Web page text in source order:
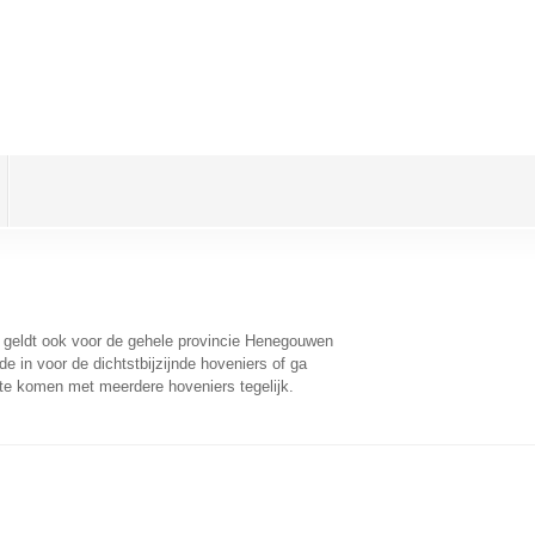
ook voor de gehele provincie Henegouwen
in voor de dichtstbijzijnde hoveniers of ga
komen met meerdere hoveniers tegelijk.